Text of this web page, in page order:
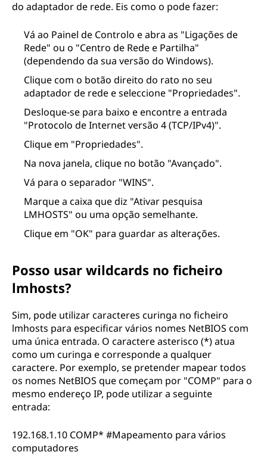
do adaptador de rede. Eis como o pode fazer:
Vá ao Painel de Controlo e abra as "Ligações de
Rede" ou o "Centro de Rede e Partilha"
(dependendo da sua versão do Windows).
Clique com o botão direito do rato no seu
adaptador de rede e seleccione "Propriedades".
Desloque-se para baixo e encontre a entrada
"Protocolo de Internet versão 4 (TCP/IPv4)".
Clique em "Propriedades".
Na nova janela, clique no botão "Avançado".
Vá para o separador "WINS".
Marque a caixa que diz "Ativar pesquisa
LMHOSTS" ou uma opção semelhante.
Clique em "OK" para guardar as alterações.
Posso usar wildcards no ficheiro
lmhosts?
Sim, pode utilizar caracteres curinga no ficheiro
lmhosts para especificar vários nomes NetBIOS com
uma única entrada. O caractere asterisco (*) atua
como um curinga e corresponde a qualquer
caractere. Por exemplo, se pretender mapear todos
os nomes NetBIOS que começam por "COMP" para o
mesmo endereço IP, pode utilizar a seguinte
entrada:
192.168.1.10 COMP* #Mapeamento para vários
computadores